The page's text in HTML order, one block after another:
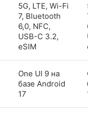
5G, LTE, Wi-Fi
7, Bluetooth
6,0, NFC,
USB-C 3.2,
eSIM
One UI 9 на
базе Android
17